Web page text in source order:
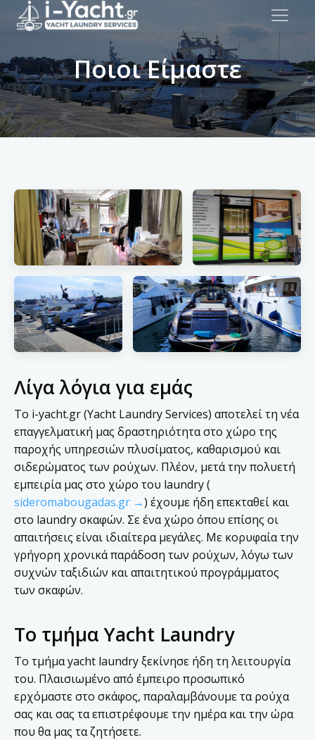
Ποιοι Είμαστε
Λίγα λόγια για εμάς
Το i-yacht.gr (Yacht Laundry Services) αποτελεί τη νέα
επαγγελματική μας δραστηριότητα στο χώρο της
παροχής υπηρεσιών πλυσίματος, καθαρισμού και
σιδερώματος των ρούχων. Πλέον, μετά την πολυετή
εμπειρία μας στο χώρο του laundry (
sideromabougadas.gr →) έχουμε ήδη επεκταθεί και
στο laundry σκαφών. Σε ένα χώρο όπου επίσης οι
απαιτήσεις είναι ιδιαίτερα μεγάλες. Με κορυφαία την
γρήγορη χρονικά παράδοση των ρούχων, λόγω των
συχνών ταξιδιών και απαιτητικού προγράμματος
των σκαφών.
Το τμήμα Yacht Laundry
Το τμήμα yacht laundry ξεκίνησε ήδη τη λειτουργία
του. Πλαισιωμένο από έμπειρο προσωπικό
ερχόμαστε στο σκάφος, παραλαμβάνουμε τα ρούχα
σας και σας τα επιστρέφουμε την ημέρα και την ώρα
που θα μας τα ζητήσετε.